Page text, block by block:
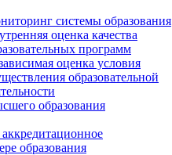
системы образования
оценка качества
программ
оценка условия
образовательной
образования
образования